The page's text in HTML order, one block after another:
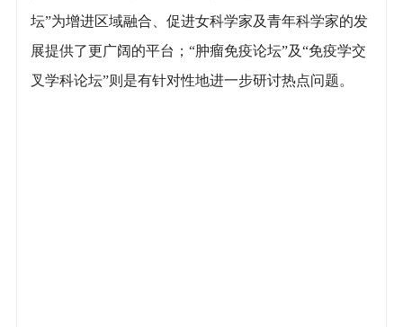
坛”为增进区域融合、促进女科学家及青年科学家的发
展提供了更广阔的平台；“肿瘤免疫论坛”及“免疫学交
叉学科论坛”则是有针对性地进一步研讨热点问题。